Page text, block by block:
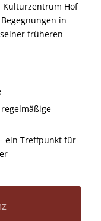
Kulturzentrum Hof
in
früheren
ein Treffpunkt für